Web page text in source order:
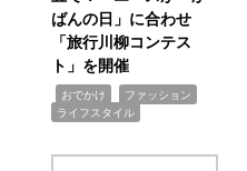
ばんの日」に合わせ
「旅行川柳コンテス
ト」を開催
おでかけ ファッション
ライフスタイル